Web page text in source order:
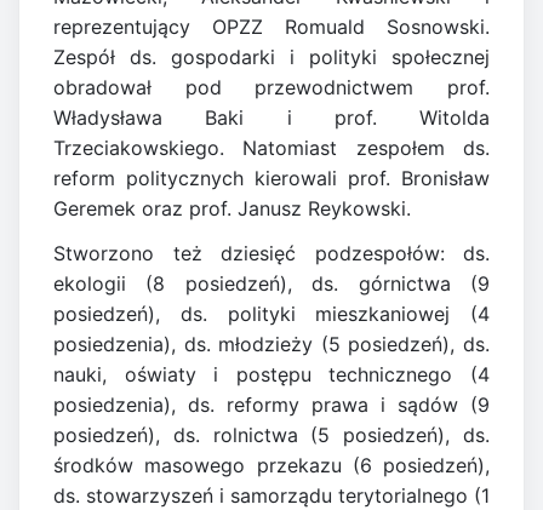
reprezentujący OPZZ Romuald Sosnowski.
Zespół ds. gospodarki i polityki społecznej
obradował pod przewodnictwem prof.
Władysława Baki i prof. Witolda
Trzeciakowskiego. Natomiast zespołem ds.
reform politycznych kierowali prof. Bronisław
Geremek oraz prof. Janusz Reykowski.
Stworzono też dziesięć podzespołów: ds.
ekologii (8 posiedzeń), ds. górnictwa (9
posiedzeń), ds. polityki mieszkaniowej (4
posiedzenia), ds. młodzieży (5 posiedzeń), ds.
nauki, oświaty i postępu technicznego (4
posiedzenia), ds. reformy prawa i sądów (9
posiedzeń), ds. rolnictwa (5 posiedzeń), ds.
środków masowego przekazu (6 posiedzeń),
ds. stowarzyszeń i samorządu terytorialnego (1